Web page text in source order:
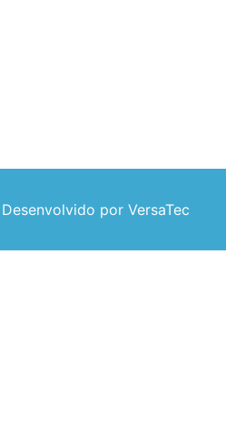
Desenvolvido por VersaTec